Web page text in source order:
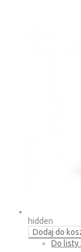
hidden
Dodaj do
Do listy